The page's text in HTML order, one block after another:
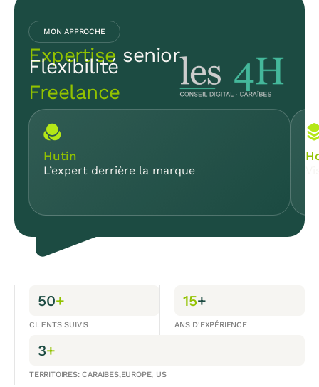
MON APPROCHE
Expertise senior
Flexibilité
Freelance
Hutin
L’expert derrière la marque
50+
CLIENTS SUIVIS
15+
ANS D'EXPÉRIENCE
3+
TERRITOIRES: CARAIBES,EUROPE, US